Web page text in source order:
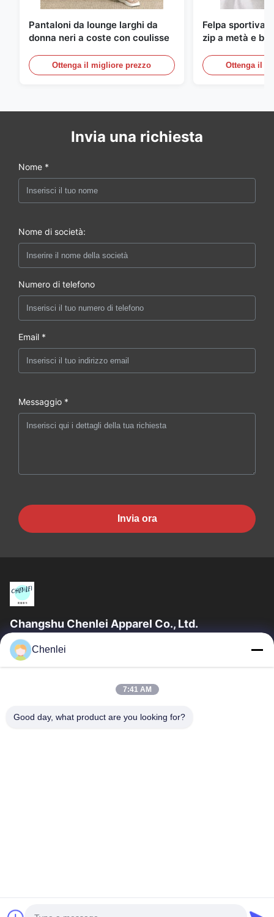
Pantaloni da lounge larghi da
donna neri a coste con coulisse
Ottenga il migliore prezzo
Felpa sportiva
zip a metà e
Ottenga il
Invia una richiesta
Nome *
Nome di società:
Numero di telefono
Email *
Messaggio *
Invia ora
Changshu Chenlei Apparel Co., Ltd.
CHANGSHU CHENLEI ABBIGLIAMENTO CO., LTDLa nostra
fabbrica è stata fondata nel 2011, situata nella città di Suzhou,
Collegamenti Rapidi
Casa
Prodotti
Chenlei
7:41 AM
Good day, what product are you looking for?